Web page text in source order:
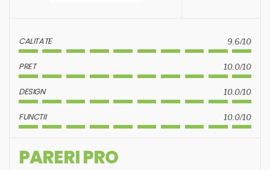
CALITATE 9.6/10
PRET 10.0/10
DESIGN 10.0/10
FUNCTII 10.0/10
PARERI PRO